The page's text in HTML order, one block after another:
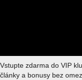
Vstupte zdarma do VIP
články a bonusy bez